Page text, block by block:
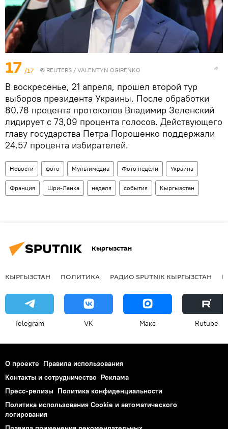
17 /17 © REUTERS / VALENTYN OGIRENKO
В воскресенье, 21 апреля, прошел второй тур
выборов президента Украины. После обработки
80,78 процента протоколов Владимир Зеленский
лидирует с 73,09 процента голосов. Действующего
главу государства Петра Порошенко поддержали
24,57 процента избирателей.
Новости фото Мультимедиа Фото недели Украина
Франция Шри-Ланка неделя события Кыргызстан
Кыргызстан
КЫРГЫЗСТАН ПОЛИТИКА РАДИО SPUTNIK КЫРГЫЗСТАН
Telegram VK Макс Rutube
О проекте Правила использования
Контакты и сотрудничество Реклама
Пресс-релизы Политика конфиденциальности
Политика использования Cookie и автоматического
логирования